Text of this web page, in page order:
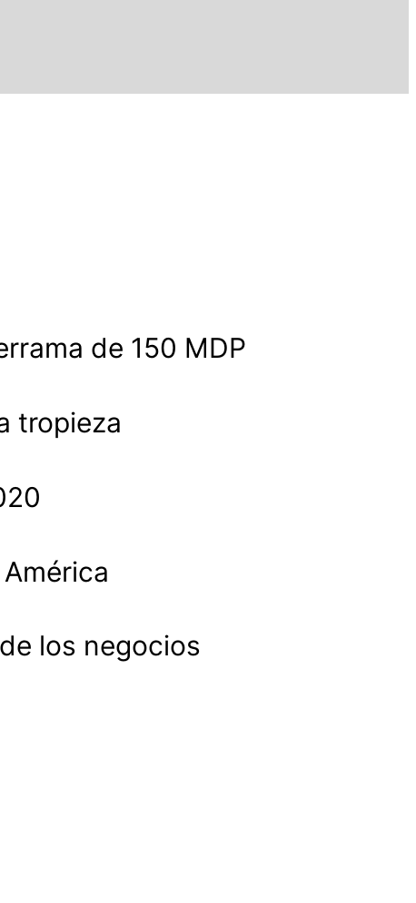
de 150 MDP
tropieza
los negocios